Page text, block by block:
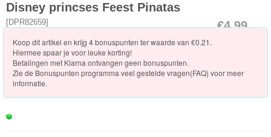
Knuffels
Schleich
Enchantimals
Shimmer
€4.99
Disney princses Feest Pinatas
[DPR82659]
Koop dit artikel en krijg 4 bonuspunten ter waarde van €0.21.
Hiermee spaar je voor leuke korting!
Betalingen met Klarna ontvangen geen bonuspunten.
Zie de Bonuspunten programma veel gestelde vragen(FAQ) voor meer
informatie.